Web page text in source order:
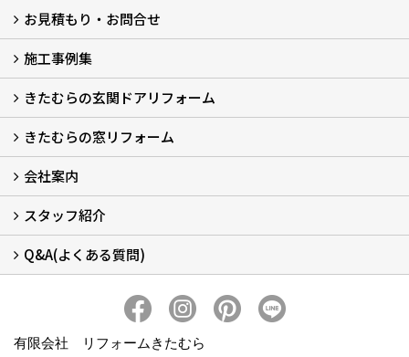
お見積もり・お問合せ
LINEで概算見積もり
チャットで質問
問い合わせフォームから
オンライン相談
電話で相談
無料現地調査をご希望の方
施工事例集
玄関ドアリフォーム
玄関引戸リフォーム
勝手口ドアリフォーム
窓リフォーム
きたむらの玄関ドアリフォーム
玄関ドアリフォームについて
リシェントについて (23)
・玄関ドアバリエーション (52)
・玄関引戸バリエーション (44)
・勝手口ドアバリエーション (11)
安心の自社施工
無料点検
保証について
価格について
概算見積について (2)
きたむらの窓リフォーム
窓リフォームについて (5)
・内窓設置-LIXILインプラス
・内窓設置-AGCまどまど
・窓交換
・エコガラス交換
・防犯・防災ガラス交換
会社案内
会社概要 (2)
ブログ
アクセス
施工エリア
施工までの流れ
SNSインフォメーション
チャット機能
オンライン打合わせ
補助金について (2)
スタッフ紹介
スタッフ紹介
Q&A(よくある質問)
有限会社 リフォームきたむら